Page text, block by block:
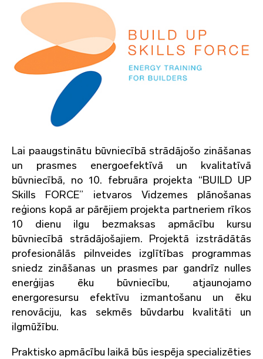
Lai paaugstinātu būvniecībā strādājošo zināšanas
un prasmes energoefektīvā un kvalitatīvā
būvniecībā, no 10. februāra projekta “BUILD UP
Skills FORCE” ietvaros Vidzemes plānošanas
reģions kopā ar pārējiem projekta partneriem rīkos
10 dienu ilgu bezmaksas apmācību kursu
būvniecībā strādājošajiem. Projektā izstrādātās
profesionālās pilnveides izglītības programmas
sniedz zināšanas un prasmes par gandrīz nulles
enerģijas ēku būvniecību, atjaunojamo
energoresursu efektīvu izmantošanu un ēku
renovāciju, kas sekmēs būvdarbu kvalitāti un
ilgmūžību.
Praktisko apmācību laikā būs iespēja specializēties